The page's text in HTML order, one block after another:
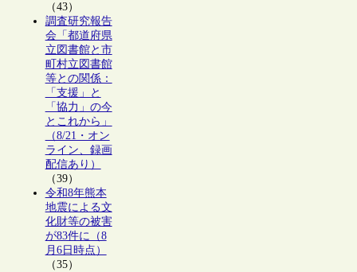
（43）
調査研究報告
会「都道府県
立図書館と市
町村立図書館
等との関係：
「支援」と
「協力」の今
とこれから」
（8/21・オン
ライン、録画
配信あり）
（39）
令和8年熊本
地震による文
化財等の被害
が83件に（8
月6日時点）
（35）